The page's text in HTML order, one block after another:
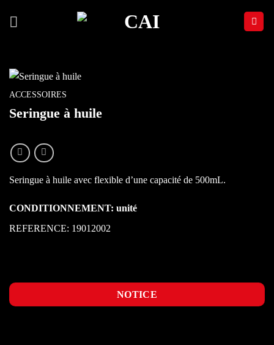
ACCESSOIRES
Seringue à huile
Seringue à huile avec flexible d’une capacité de 500mL.
CONDITIONNEMENT: unité
REFERENCE: 19012002
NOTICE